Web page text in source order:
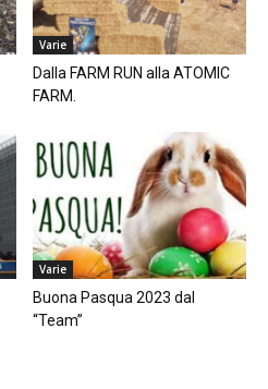
Varie
Dalla FARM RUN alla ATOMIC
FARM.
Varie
Buona Pasqua 2023 dal
“Team”